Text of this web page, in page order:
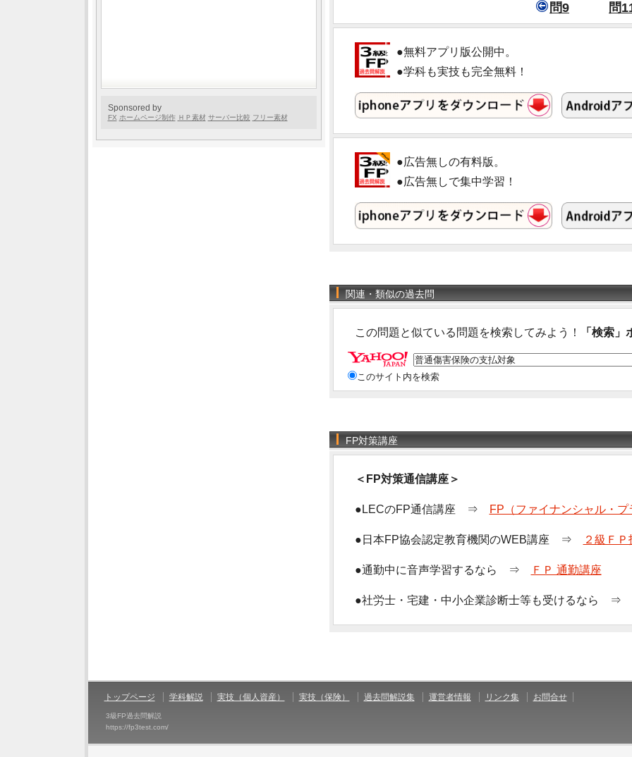
問9 問
●無料アプリ版公開中。
●学科も実技も完全無料！
●広告無しの有料版。
●広告無しで集中学習！
関連・類似の過去問
この問題と似ている問題を検索してみよう！ 「検索
このサイト内を検索
FP対策講座
＜FP対策通信講座＞
●LECのFP通信講座 ⇒ FP（ファイナンシャル・
●日本FP協会認定教育機関のWEB講座 ⇒ ２級ＦＰ
●通勤中に音声学習するなら ⇒ ＦＰ 通勤講座
●社労士・宅建・中小企業診断士等も受けるなら ⇒
Sponsored by
FX ホームページ制作 ＨＰ素材 サーバー比較 フリー素材
トップページ 学科解説 実技（個人資産） 実技（保険） 過去問解説集 運営者情報 リンク集 お問合せ
3級FP過去問解説
https://fp3test.com/